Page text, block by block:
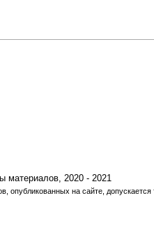
материалов, 2020 - 2021
опубликованных на сайте, допускается